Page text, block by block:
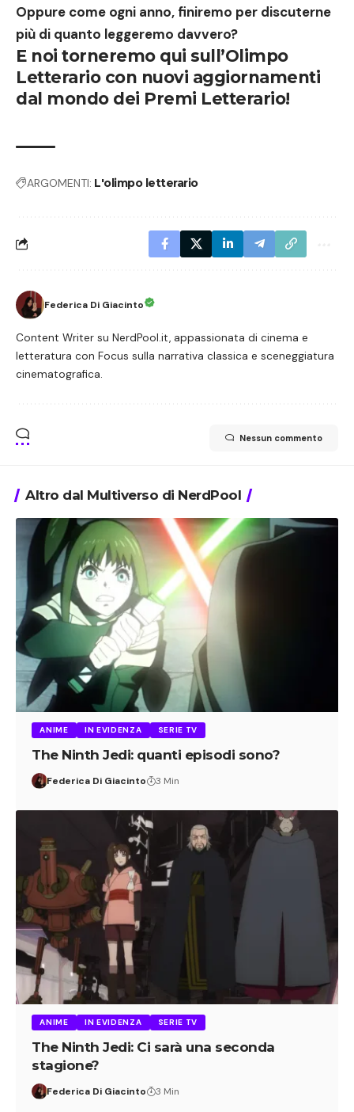
Oppure come ogni anno, finiremo per discuterne
più di quanto leggeremo davvero?
E noi torneremo qui sull’Olimpo
Letterario con nuovi aggiornamenti
dal mondo dei Premi Letterario!
ARGOMENTI: L'olimpo letterario
Federica Di Giacinto
Content Writer su NerdPool.it, appassionata di cinema e
letteratura con Focus sulla narrativa classica e sceneggiatura
cinematografica.
Nessun commento
Altro dal Multiverso di NerdPool
ANIME IN EVIDENZA SERIE TV
The Ninth Jedi: quanti episodi sono?
Federica Di Giacinto 3 Min
ANIME IN EVIDENZA SERIE TV
The Ninth Jedi: Ci sarà una seconda
stagione?
Federica Di Giacinto 3 Min